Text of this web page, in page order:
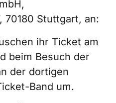
70180 Stuttgart, an:
ihr Ticket am
beim Besuch der
der dortigen
Band um.